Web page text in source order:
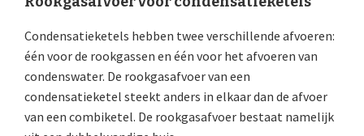
Condensatieketels hebben twee verschillende afvoeren:
één voor de rookgassen en één voor het afvoeren van
condenswater. De rookgasafvoer van een
condensatieketel steekt anders in elkaar dan de afvoer
van een combiketel. De rookgasafvoer bestaat namelijk